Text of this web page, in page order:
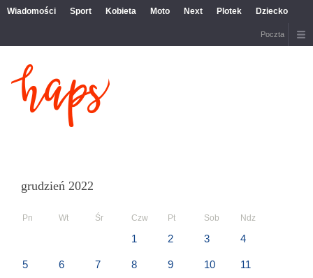
Wiadomości Sport Kobieta Moto Next Plotek Dziecko
Poczta
grudzień 2022
Pn Wt Śr Czw Pt Sob Ndz
1 2 3 4
5 6 7 8 9 10 11